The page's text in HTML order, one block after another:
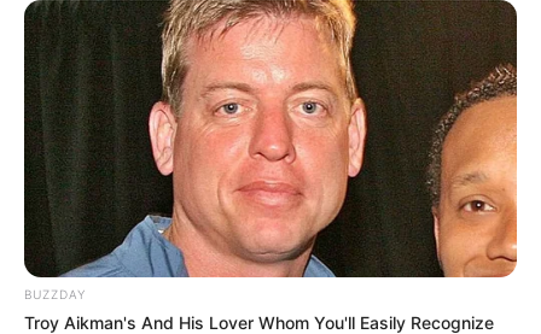
BUZZDAY
Troy Aikman's And His Lover Whom You'll Easily Recognize